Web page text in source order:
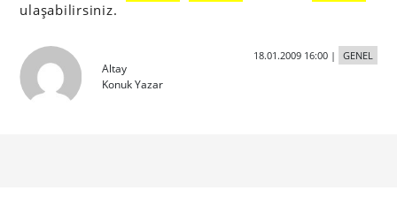
ulaşabilirsiniz.
Altay
Konuk Yazar
18.01.2009 16:00| GENEL